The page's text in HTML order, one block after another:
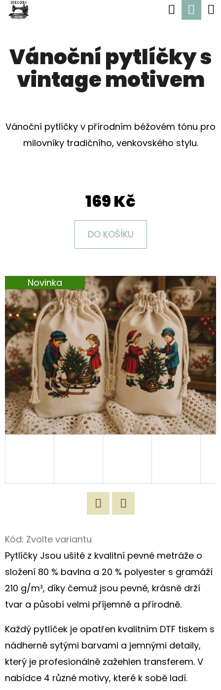
Přejít
Hledat
Vánoční pytlíčky s
vintage motivem
Vánoční pytlíčky v přírodním béžovém tónu pro
milovníky tradičního, venkovského stylu.
169 Kč
DO KOŠÍKU
Novinka
Kód: Zvolte variantu
Pytlíčky Jsou ušité z kvalitní pevné metráže o
složení 80 % bavlna a 20 % polyester s gramáží
210 g/m², díky čemuž jsou pevné, krásně drží
tvar a působí velmi příjemně a přírodně.
Každý pytlíček je opatřen kvalitním DTF tiskem s
nádherně sytými barvami a jemnými detaily,
který je profesionálně zažehlen transferem. V
nabídce 4 různé motivy, které k sobě ladí.
O
C
T
N
A
J
Í
T
?
HLEDAT
Č
U
J
E
M
E
100%
PŘÍRODNÍ
LEN
S
LUČNÍM
KVÍTÍM